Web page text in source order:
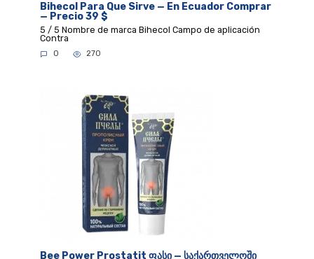
Bihecol Para Que Sirve — En Ecuador Comprar
— Precio 39 $
5 / 5 Nombre de marca Bihecol Campo de aplicación
Contra
0 270
Bee Power Prostatit ფასი — საქართველოში